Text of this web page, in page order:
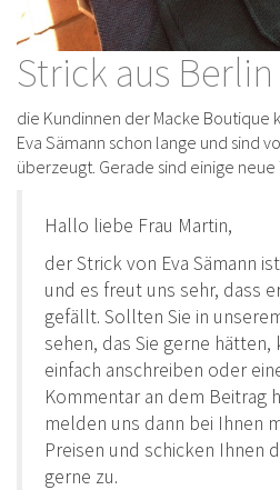
Strick aus Berlin
die Kundinnen der Macke Boutique
Eva Sämann schon lange und sind
überzeugt. Gerade sind einige
Hallo liebe Frau Martin,
der Strick von Eva Sämann
und es freut uns sehr, dass
gefällt. Sollten Sie in
sehen, das Sie gerne hätten,
einfach anschreiben oder
Kommentar an dem Beitrag
melden uns dann bei Ihnen
Preisen und schicken Ihnen
gerne zu.